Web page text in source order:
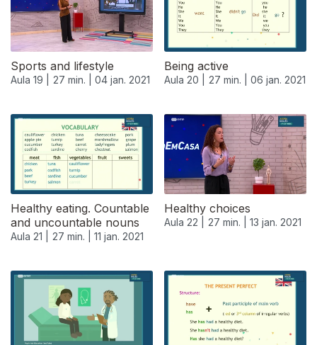
Sports and lifestyle
Aula 19 | 27 min. | 04 jan. 2021
Being active
Aula 20 | 27 min. | 06 jan. 2021
Healthy eating. Countable
and uncountable nouns
Aula 21 | 27 min. | 11 jan. 2021
Healthy choices
Aula 22 | 27 min. | 13 jan. 2021
518756